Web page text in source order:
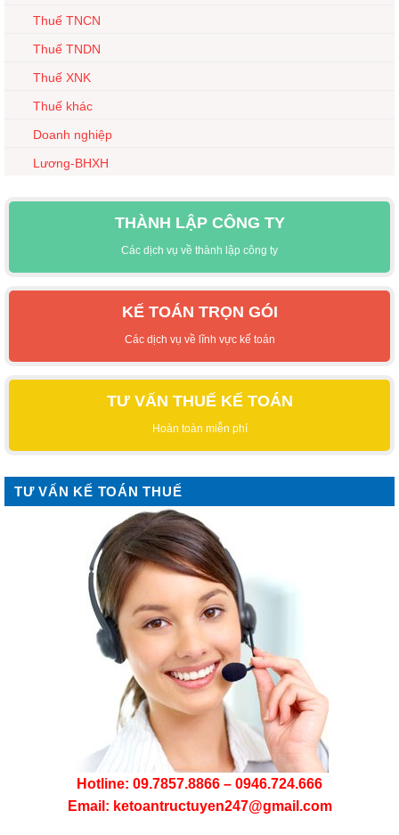
Thuế TNCN
Thuế TNDN
Thuế XNK
Thuế khác
Doanh nghiệp
Lương-BHXH
THÀNH LẬP CÔNG TY
Các dịch vụ về thành lập công ty
KẾ TOÁN TRỌN GÓI
Các dịch vụ về lĩnh vực kế toán
TƯ VẤN THUẾ KẾ TOÁN
Hoàn toàn miễn phí
TƯ VẤN KẾ TOÁN THUẾ
Hotline: 09.7857.8866 – 0946.724.666
Email: ketoantructuyen247@gmail.com